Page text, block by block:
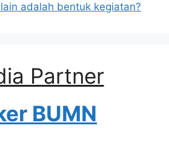
adalah bentuk kegiatan?
Partner
BUMN